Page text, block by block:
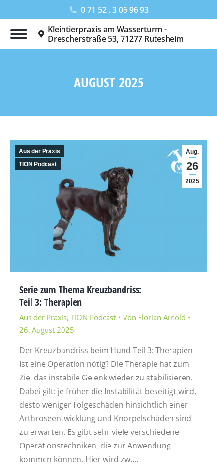
0 71 52 . 3 06 96 93
Kleintierpraxis am Wasserturm -
Drescherstraße 53, 71277 Rutesheim
AUGUST 2025
Aug.
26
2025
Aus der Praxis
TION Podcast
Serie zum Thema Kreuzbandriss:
Teil 3: Therapien
Aus der Praxis, TION Podcast Von Florian Arnold
26. August 2025
Der Kreuzbandriss beim Hund Teil 3: Therapien
Ist eine Operation nötig? Die Therapie hat zum
Ziel das instabile Gelenk wieder zu stabilisieren.
Dabei gilt: je früher die Instabilität beseitigt wird,
desto weniger Folgeschäden hinsichtlich einer
Arthroseentwicklung und Knorpelschäden sind
zu erwarten. Es gibt sehr viele verschiedene
Operationstechniken, die zur Anwendung
kommen können. Hier wird zw.…